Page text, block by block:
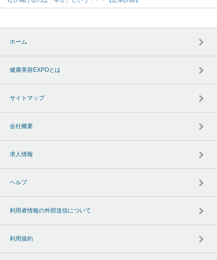
ホーム
健康美容EXPOとは
サイトマップ
会社概要
求人情報
ヘルプ
利用者情報の外部送信について
利用規約